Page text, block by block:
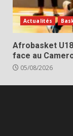
Actualités
Afrobasket
face au
05/08/2026